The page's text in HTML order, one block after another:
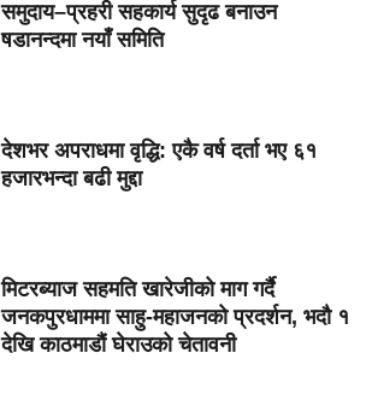
समुदाय–प्रहरी सहकार्य सुदृढ बनाउन
षडानन्दमा नयाँ समिति
देशभर अपराधमा वृद्धि: एकै वर्ष दर्ता भए ६१
हजारभन्दा बढी मुद्दा
मिटरब्याज सहमति खारेजीको माग गर्दै
जनकपुरधाममा साहु-महाजनको प्रदर्शन, भदौ १
देखि काठमाडौं घेराउको चेतावनी